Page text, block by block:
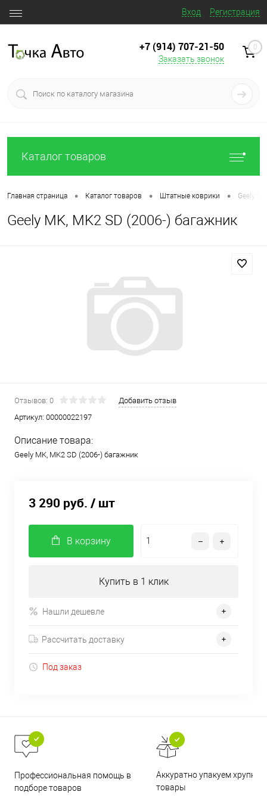
Вход Регистрация
+7 (914) 707‒21‒50
Заказать звонок
0
Каталог товаров
Главная страница • Каталог товаров • Штатные коврики • Geely
Geely MK, MK2 SD (2006-) багажник
Отзывов: 0
Добавить отзыв
Артикул: 00000022197
Описание товара:
Geely MK, MK2 SD (2006-) багажник
3 290 руб. / шт
В корзину
Купить в 1 клик
Нашли дешевле
Рассчитать доставку
Под заказ
Профессиональная помощь в
подборе товаров
Аккуратно упакуем хрупкие
товары